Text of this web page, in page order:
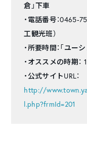
倉」下車
・電話番号：
工観光班）
・所要時間：「ユー
・オススメの時期：
・公式サイトURL：
http://
l.php?frmId=201